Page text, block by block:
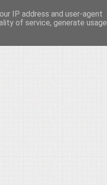
IP address and user-agent
of service, generate usage